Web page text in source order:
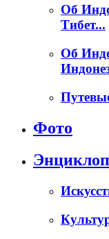
Об
Тибет...
Об
Фото